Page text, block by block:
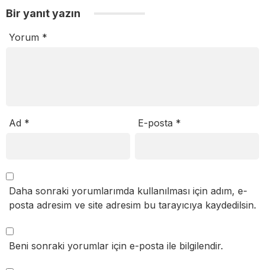
Bir yanıt yazın
Yorum *
Ad * E-posta *
Daha sonraki yorumlarımda kullanılması için adım, e-
posta adresim ve site adresim bu tarayıcıya kaydedilsin.
Beni sonraki yorumlar için e-posta ile bilgilendir.